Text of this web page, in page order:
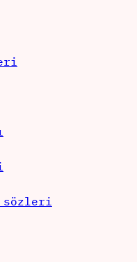
sözleri